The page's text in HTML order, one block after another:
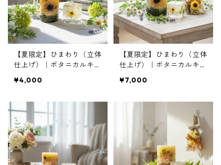
【夏限定】ひまわり（立体
仕上げ）｜ボタニカルキャ
ンドル
¥4,000
【夏限定】ひまわり（立体
仕上げ）｜ボタニカルキャ
ャンドル＆ミニブーケ
¥7,000